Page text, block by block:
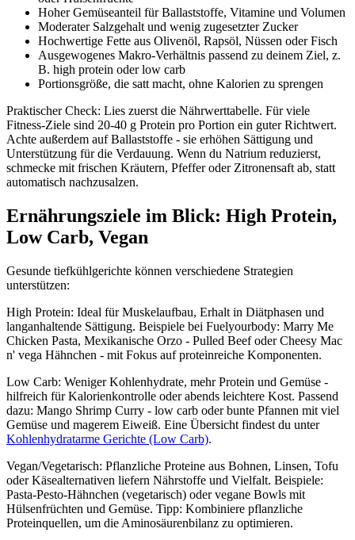
Hoher Gemüseanteil für Ballaststoffe, Vitamine und Volumen
Moderater Salzgehalt und wenig zugesetzter Zucker
Hochwertige Fette aus Olivenöl, Rapsöl, Nüssen oder Fisch
Ausgewogenes Makro-Verhältnis passend zu deinem Ziel, z.
B. high protein oder low carb
Portionsgröße, die satt macht, ohne Kalorien zu sprengen
Praktischer Check: Lies zuerst die Nährwerttabelle. Für viele
Fitness-Ziele sind 20-40 g Protein pro Portion ein guter Richtwert.
Achte außerdem auf Ballaststoffe - sie erhöhen Sättigung und
Unterstützung für die Verdauung. Wenn du Natrium reduzierst,
schmecke mit frischen Kräutern, Pfeffer oder Zitronensaft ab, statt
automatisch nachzusalzen.
Ernährungsziele im Blick: High Protein,
Low Carb, Vegan
Gesunde tiefkühlgerichte können verschiedene Strategien
unterstützen:
High Protein: Ideal für Muskelaufbau, Erhalt in Diätphasen und
langanhaltende Sättigung. Beispiele bei Fuelyourbody: Marry Me
Chicken Pasta, Mexikanische Orzo - Pulled Beef oder Cheesy Mac
n' vega Hähnchen - mit Fokus auf proteinreiche Komponenten.
Low Carb: Weniger Kohlenhydrate, mehr Protein und Gemüse -
hilfreich für Kalorienkontrolle oder abends leichtere Kost. Passend
dazu: Mango Shrimp Curry - low carb oder bunte Pfannen mit viel
Gemüse und magerem Eiweiß. Eine Übersicht findest du unter
Kohlenhydratarme Gerichte (Low Carb).
Vegan/Vegetarisch: Pflanzliche Proteine aus Bohnen, Linsen, Tofu
oder Käsealternativen liefern Nährstoffe und Vielfalt. Beispiele:
Pasta-Pesto-Hähnchen (vegetarisch) oder vegane Bowls mit
Hülsenfrüchten und Gemüse. Tipp: Kombiniere pflanzliche
Proteinquellen, um die Aminosäurenbilanz zu optimieren.